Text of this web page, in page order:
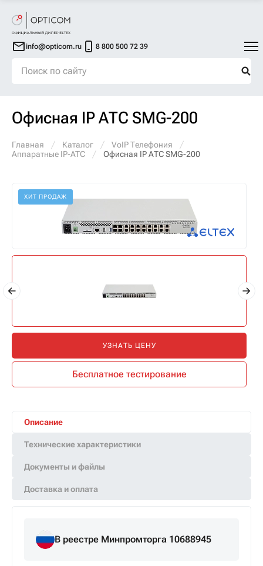
info@opticom.ru 8 800 500 72 39
Офисная IP АТС SMG-200
Главная Каталог
VoIP Телефония
Аппаратные IP-ATC
Офисная IP АТС SMG-200
ХИТ ПРОДАЖ
УЗНАТЬ ЦЕНУ
Бесплатное тестирование
Описание
Технические характеристики
Документы и файлы
Доставка и оплата
В реестре Минпромторга 10688945